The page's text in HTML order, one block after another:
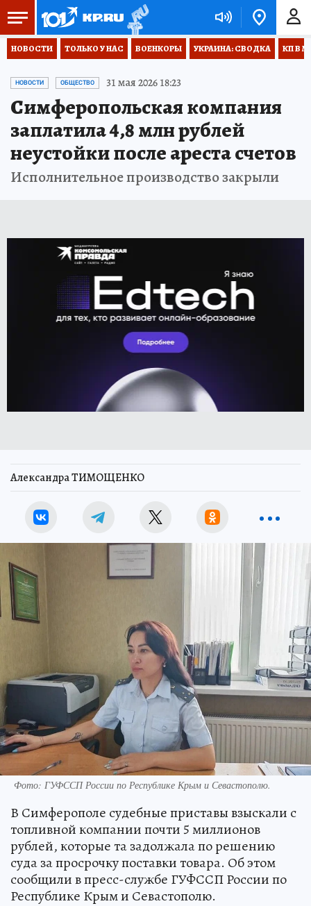
НОВОСТИ ТОЛЬКО У НАС ВОЕНКОРЫ УКРАИНА: СВОДКА КП В
НОВОСТИ ОБЩЕСТВО 31 мая 2026 18:23
Симферопольская компания
заплатила 4,8 млн рублей
неустойки после ареста счетов
Исполнительное производство закрыли
Александра ТИМОЩЕНКО
Фото: ГУФССП России по Республике Крым и Севастополю.
В Симферополе судебные приставы взыскали с
топливной компании почти 5 миллионов
рублей, которые та задолжала по решению
суда за просрочку поставки товара. Об этом
сообщили в пресс-службе ГУФССП России по
Республике Крым и Севастополю.